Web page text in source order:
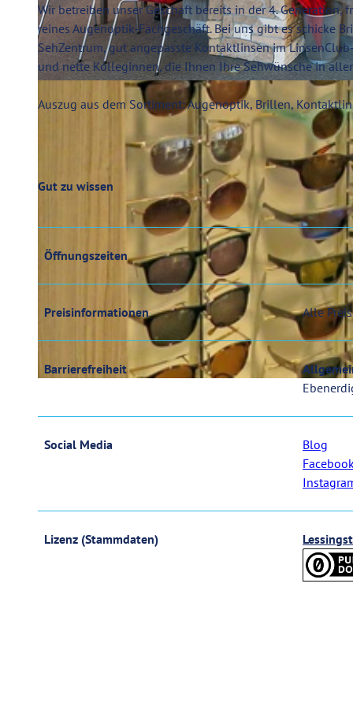
Wir betreiben unser Geschäft bereits in der 4.
reines Augenoptik-Fachgeschäft. Bei uns gibt es schicke
SehZentrum, gut angepasste Kontaktlinsen im
und nette Kolleginnen, die Ihnen Ihre Sehwünsche in
Auszug aus dem Sortiment: Augenoptik, Brillen,
Gut zu wissen
Öffnungszeiten
Preisinformationen Alle
Barrierefreiheit
Social Media
Blog
Facebook
Lizenz (Stammdaten)